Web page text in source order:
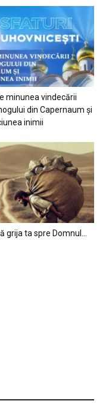
minunea vindecării
din Capernaum și
inimii
grija ta spre Domnul…